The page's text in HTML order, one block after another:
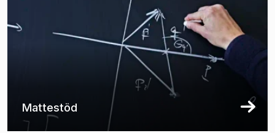
Mattestöd